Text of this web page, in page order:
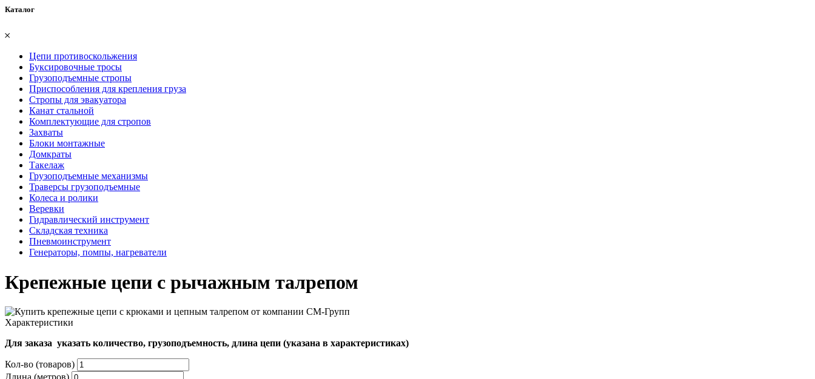
Каталог
𐄂
Цепи противоскольжения
Буксировочные тросы
Грузоподъемные стропы
Приспособления для крепления груза
Стропы для эвакуатора
Канат стальной
Комплектующие для стропов
Захваты
Блоки монтажные
Домкраты
Такелаж
Грузоподъемные механизмы
Траверсы грузоподъемные
Колеса и ролики
Веревки
Гидравлический инструмент
Складская техника
Пневмоинструмент
Генераторы, помпы, нагреватели
Крепежные цепи с рычажным талрепом
Характеристики
Для заказа указать количество, грузоподъемность, длина цепи (указана в характеристиках)
Кол-во (товаров)